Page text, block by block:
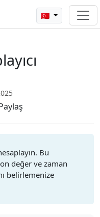
🇹🇷
Bu
değer ve zaman
belirlemenize